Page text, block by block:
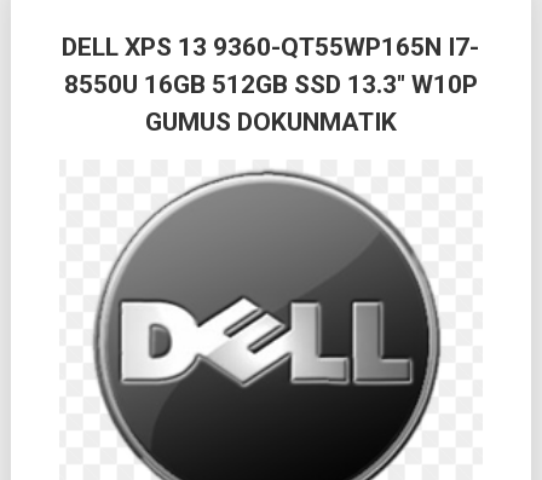
DELL XPS 13 9360-QT55WP165N I7-
8550U 16GB 512GB SSD 13.3″ W10P
GUMUS DOKUNMATIK